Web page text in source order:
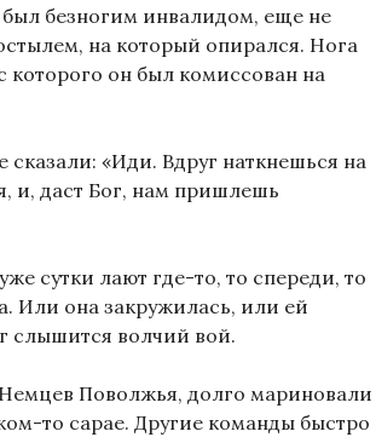
безногим инвалидом, еще не
на который опирался. Нога
которого он был комиссован на
«Иди. Вдруг наткнешься на
и, даст Бог, нам пришлешь
сутки лают где-то, то спереди, то
Или она закружилась, или ей
слышится волчий вой.
Поволжья, долго мариновали
то сарае. Другие команды быстро